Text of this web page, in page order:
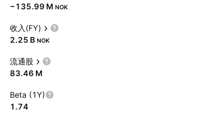
‪−135.99 M‬ NOK
收入(FY)
‪2.25 B‬ NOK
流通股
‪83.46 M‬
Beta (1Y)
1.74